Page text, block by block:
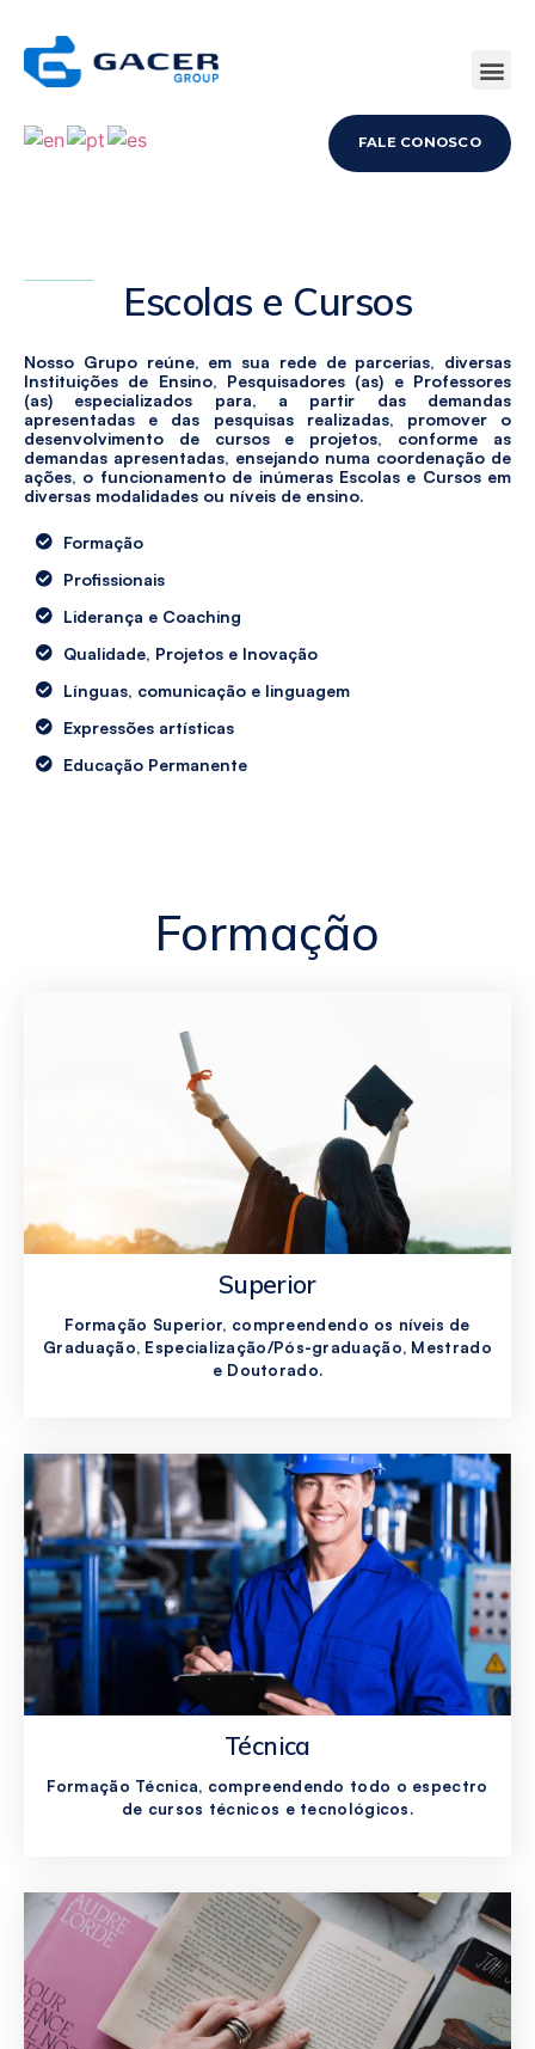
FALE CONOSCO
Escolas e Cursos
Nosso Grupo reúne, em sua rede de parcerias, diversas
Instituições de Ensino, Pesquisadores (as) e Professores
(as) especializados para, a partir das demandas
apresentadas e das pesquisas realizadas, promover o
desenvolvimento de cursos e projetos, conforme as
demandas apresentadas, ensejando numa coordenação de
ações, o funcionamento de inúmeras Escolas e Cursos em
diversas modalidades ou níveis de ensino.
Formação
Profissionais
Liderança e Coaching
Qualidade, Projetos e Inovação
Línguas, comunicação e linguagem
Expressões artísticas
Educação Permanente
Formação
Superior
Formação Superior, compreendendo os níveis de
Graduação, Especialização/Pós-graduação, Mestrado
e Doutorado.
Técnica
Formação Técnica, compreendendo todo o espectro
de cursos técnicos e tecnológicos.